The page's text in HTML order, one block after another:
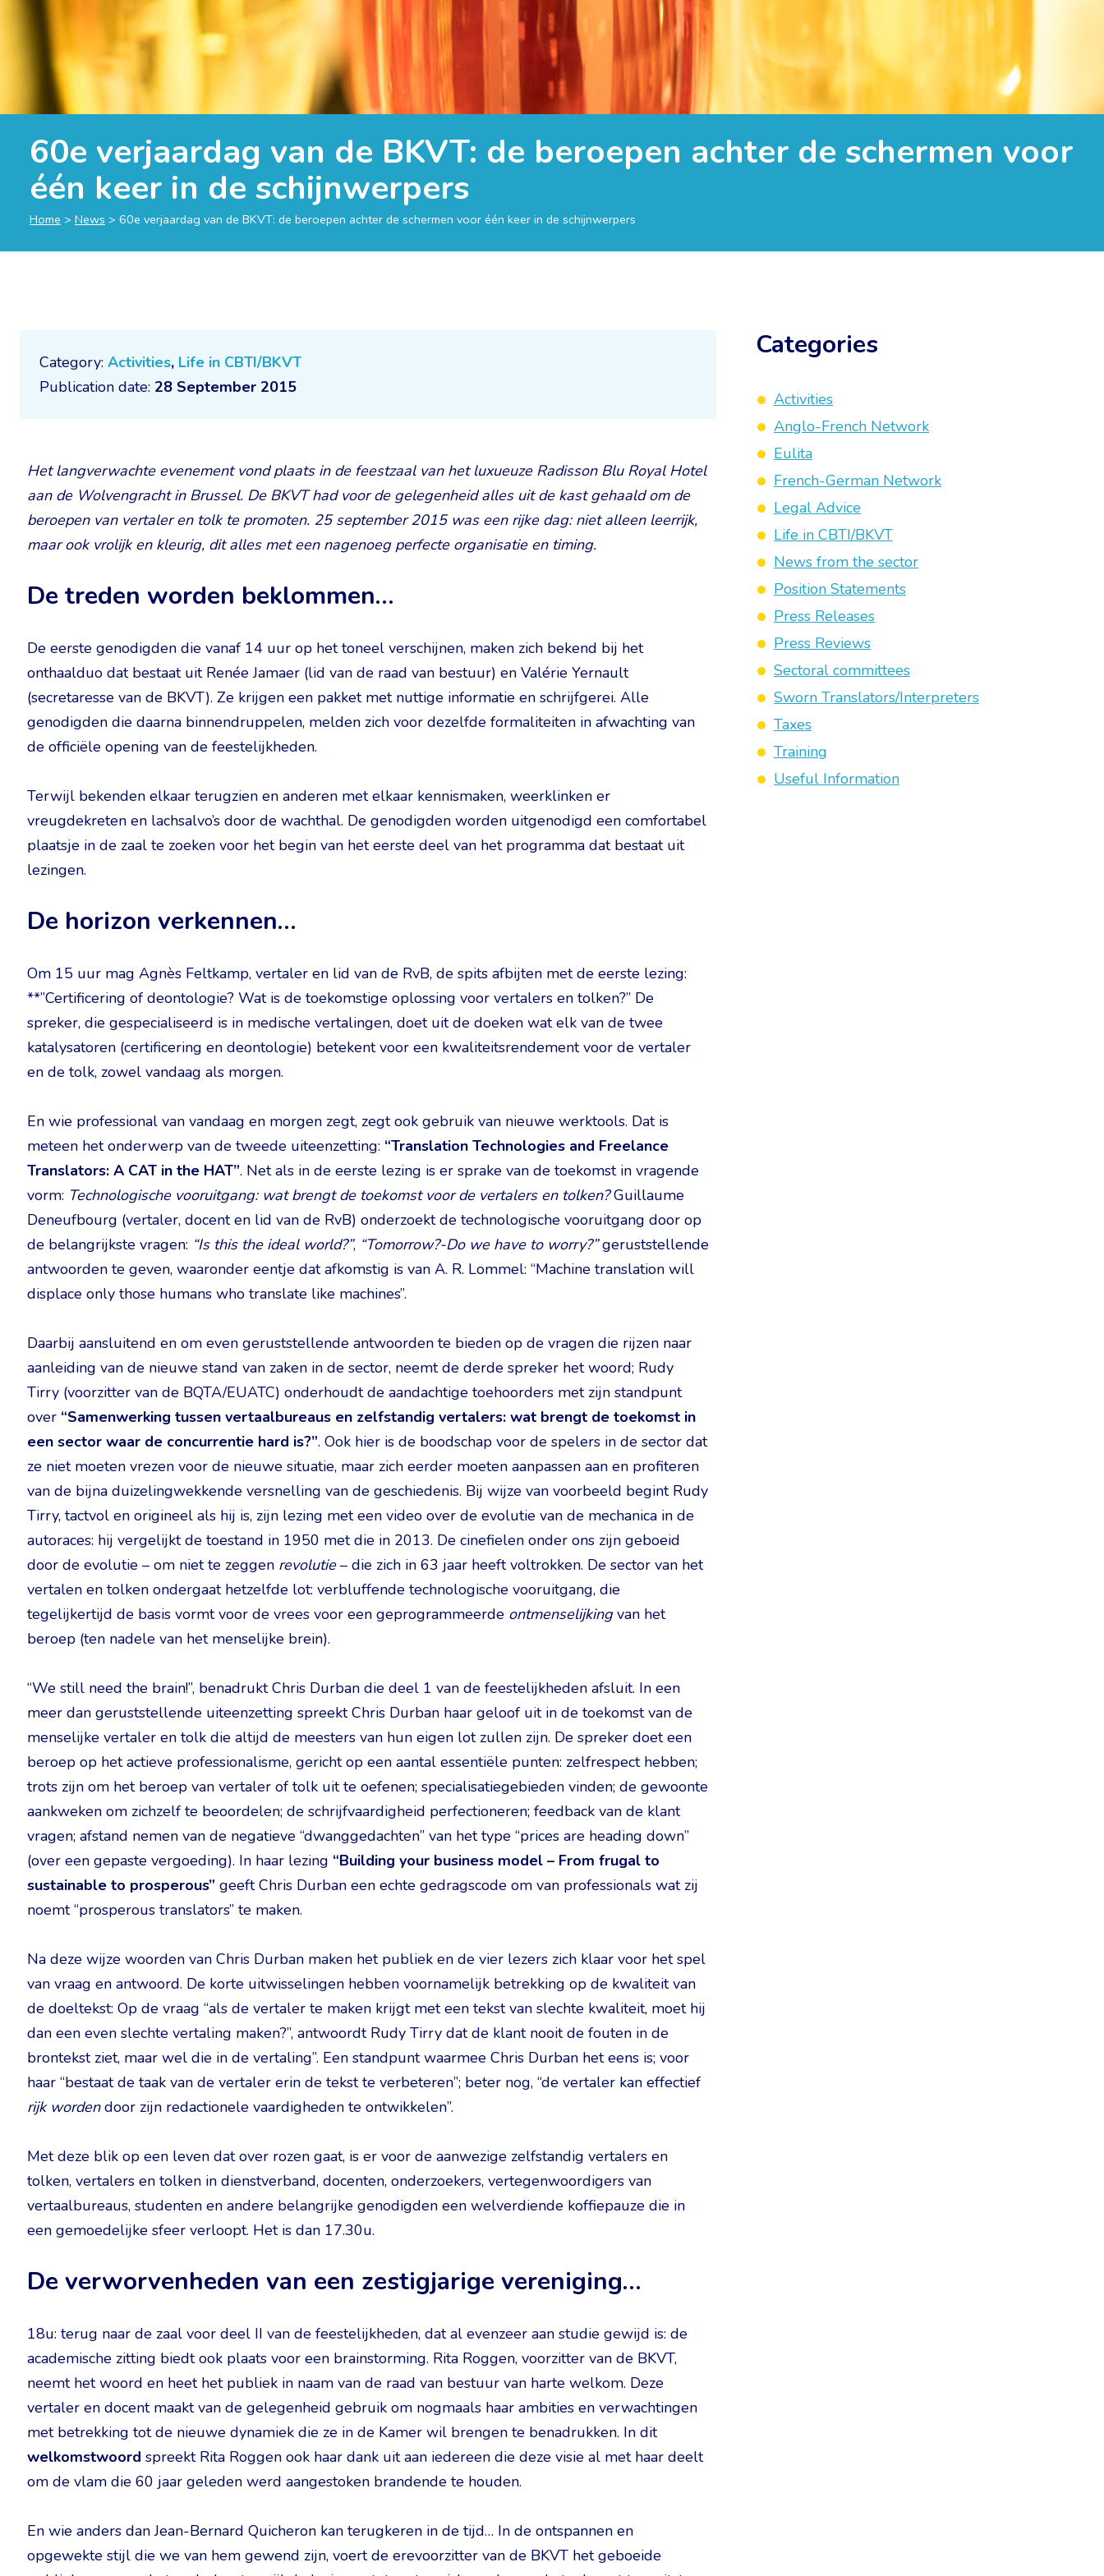
60e verjaardag van de BKVT: de beroepen achter de schermen voor
één keer in de schijnwerpers
Home > News > 60e verjaardag van de BKVT: de beroepen achter de schermen voor één keer in de schijnwerpers
Category: Activities, Life in CBTI/BKVT
Publication date: 28 September 2015
Het langverwachte evenement vond plaats in de feestzaal van het luxueuze Radisson Blu Royal Hotel
aan de Wolvengracht in Brussel. De BKVT had voor de gelegenheid alles uit de kast gehaald om de
beroepen van vertaler en tolk te promoten. 25 september 2015 was een rijke dag: niet alleen leerrijk,
maar ook vrolijk en kleurig, dit alles met een nagenoeg perfecte organisatie en timing.
De treden worden beklommen…
De eerste genodigden die vanaf 14 uur op het toneel verschijnen, maken zich bekend bij het
onthaalduo dat bestaat uit Renée Jamaer (lid van de raad van bestuur) en Valérie Yernault
(secretaresse van de BKVT). Ze krijgen een pakket met nuttige informatie en schrijfgerei. Alle
genodigden die daarna binnendruppelen, melden zich voor dezelfde formaliteiten in afwachting van
de officiële opening van de feestelijkheden.
Terwijl bekenden elkaar terugzien en anderen met elkaar kennismaken, weerklinken er
vreugdekreten en lachsalvo’s door de wachthal. De genodigden worden uitgenodigd een comfortabel
plaatsje in de zaal te zoeken voor het begin van het eerste deel van het programma dat bestaat uit
lezingen.
De horizon verkennen…
Om 15 uur mag Agnès Feltkamp, vertaler en lid van de RvB, de spits afbijten met de eerste lezing:
**”Certificering of deontologie? Wat is de toekomstige oplossing voor vertalers en tolken?” De
spreker, die gespecialiseerd is in medische vertalingen, doet uit de doeken wat elk van de twee
katalysatoren (certificering en deontologie) betekent voor een kwaliteitsrendement voor de vertaler
en de tolk, zowel vandaag als morgen.
En wie professional van vandaag en morgen zegt, zegt ook gebruik van nieuwe werktools. Dat is
meteen het onderwerp van de tweede uiteenzetting: “Translation Technologies and Freelance
Translators: A CAT in the HAT”. Net als in de eerste lezing is er sprake van de toekomst in vragende
vorm: Technologische vooruitgang: wat brengt de toekomst voor de vertalers en tolken?Guillaume
Deneufbourg (vertaler, docent en lid van de RvB) onderzoekt de technologische vooruitgang door op
de belangrijkste vragen: “Is this the ideal world?”, “Tomorrow?-Do we have to worry?”geruststellende
antwoorden te geven, waaronder eentje dat afkomstig is van A. R. Lommel: “Machine translation will
displace only those humans who translate like machines”.
Daarbij aansluitend en om even geruststellende antwoorden te bieden op de vragen die rijzen naar
aanleiding van de nieuwe stand van zaken in de sector, neemt de derde spreker het woord; Rudy
Tirry (voorzitter van de BQTA/EUATC) onderhoudt de aandachtige toehoorders met zijn standpunt
over “Samenwerking tussen vertaalbureaus en zelfstandig vertalers: wat brengt de toekomst in
een sector waar de concurrentie hard is?”. Ook hier is de boodschap voor de spelers in de sector dat
ze niet moeten vrezen voor de nieuwe situatie, maar zich eerder moeten aanpassen aan en profiteren
van de bijna duizelingwekkende versnelling van de geschiedenis. Bij wijze van voorbeeld begint Rudy
Tirry, tactvol en origineel als hij is, zijn lezing met een video over de evolutie van de mechanica in de
autoraces: hij vergelijkt de toestand in 1950 met die in 2013. De cinefielen onder ons zijn geboeid
door de evolutie – om niet te zeggen revolutie– die zich in 63 jaar heeft voltrokken. De sector van het
vertalen en tolken ondergaat hetzelfde lot: verbluffende technologische vooruitgang, die
tegelijkertijd de basis vormt voor de vrees voor een geprogrammeerde ontmenselijkingvan het
beroep (ten nadele van het menselijke brein).
“We still need the brain!”, benadrukt Chris Durban die deel 1 van de feestelijkheden afsluit. In een
meer dan geruststellende uiteenzetting spreekt Chris Durban haar geloof uit in de toekomst van de
menselijke vertaler en tolk die altijd de meesters van hun eigen lot zullen zijn. De spreker doet een
beroep op het actieve professionalisme, gericht op een aantal essentiële punten: zelfrespect hebben;
trots zijn om het beroep van vertaler of tolk uit te oefenen; specialisatiegebieden vinden; de gewoonte
aankweken om zichzelf te beoordelen; de schrijfvaardigheid perfectioneren; feedback van de klant
vragen; afstand nemen van de negatieve “dwanggedachten” van het type “prices are heading down”
(over een gepaste vergoeding). In haar lezing “Building your business model – From frugal to
sustainable to prosperous” geeft Chris Durban een echte gedragscode om van professionals wat zij
noemt “prosperous translators” te maken.
Na deze wijze woorden van Chris Durban maken het publiek en de vier lezers zich klaar voor het spel
van vraag en antwoord. De korte uitwisselingen hebben voornamelijk betrekking op de kwaliteit van
de doeltekst: Op de vraag “als de vertaler te maken krijgt met een tekst van slechte kwaliteit, moet hij
dan een even slechte vertaling maken?”, antwoordt Rudy Tirry dat de klant nooit de fouten in de
brontekst ziet, maar wel die in de vertaling”. Een standpunt waarmee Chris Durban het eens is; voor
haar “bestaat de taak van de vertaler erin de tekst te verbeteren”; beter nog, “de vertaler kan effectief
rijk wordendoor zijn redactionele vaardigheden te ontwikkelen”.
Met deze blik op een leven dat over rozen gaat, is er voor de aanwezige zelfstandig vertalers en
tolken, vertalers en tolken in dienstverband, docenten, onderzoekers, vertegenwoordigers van
vertaalbureaus, studenten en andere belangrijke genodigden een welverdiende koffiepauze die in
een gemoedelijke sfeer verloopt. Het is dan 17.30u.
De verworvenheden van een zestigjarige vereniging…
18u: terug naar de zaal voor deel II van de feestelijkheden, dat al evenzeer aan studie gewijd is: de
academische zitting biedt ook plaats voor een brainstorming. Rita Roggen, voorzitter van de BKVT,
neemt het woord en heet het publiek in naam van de raad van bestuur van harte welkom. Deze
vertaler en docent maakt van de gelegenheid gebruik om nogmaals haar ambities en verwachtingen
met betrekking tot de nieuwe dynamiek die ze in de Kamer wil brengen te benadrukken. In dit
welkomstwoord spreekt Rita Roggen ook haar dank uit aan iedereen die deze visie al met haar deelt
om de vlam die 60 jaar geleden werd aangestoken brandende te houden.
En wie anders dan Jean-Bernard Quicheron kan terugkeren in de tijd… In de ontspannen en
opgewekte stijl die we van hem gewend zijn, voert de erevoorzitter van de BKVT het geboeide
Categories
Activities
Anglo-French Network
Eulita
French-German Network
Legal Advice
Life in CBTI/BKVT
News from the sector
Position Statements
Press Releases
Press Reviews
Sectoral committees
Sworn Translators/Interpreters
Taxes
Training
Useful Information